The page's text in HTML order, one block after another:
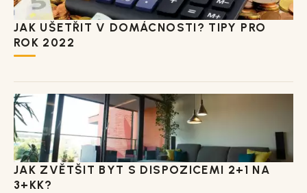
JAK UŠETŘIT V DOMÁCNOSTI? TIPY PRO
ROK 2022
JAK ZVĚTŠIT BYT S DISPOZICEMI 2+1 NA
3+KK?